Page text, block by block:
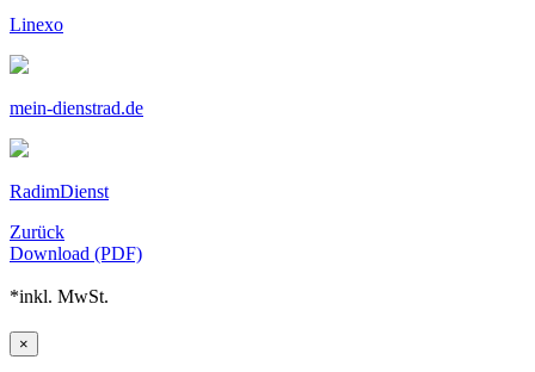
Linexo
mein-dienstrad.de
RadimDienst
Zurück
Download (PDF)
*inkl. MwSt.
×